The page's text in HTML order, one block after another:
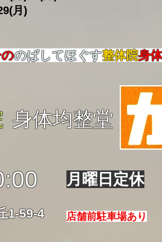
月)
のばしてほぐす整体院身
身体均整堂
1-59-4
月曜日定休
店舗前駐車場あり